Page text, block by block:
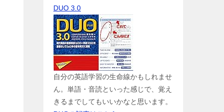
DUO 3.0
自分の英語学習の生命線かもしれませ
ん。単語・音読といった感じで、覚え
きるまでしてもいいかなと思います。